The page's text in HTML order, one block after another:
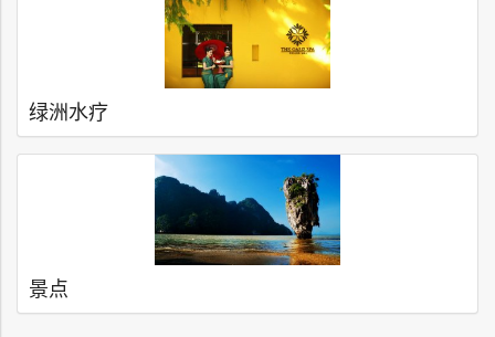
绿洲水疗
景点